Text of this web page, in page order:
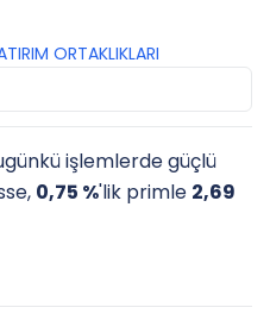
ORTAKLIKLARI
işlemlerde güçlü
0,75 %'lik primle 2,69